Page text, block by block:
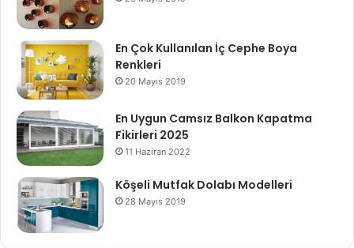
En Çok Kullanılan İç Cephe Boya
Renkleri
20 Mayıs 2019
En Uygun Camsız Balkon Kapatma
Fikirleri 2025
11 Haziran 2022
Köşeli Mutfak Dolabı Modelleri
28 Mayıs 2019